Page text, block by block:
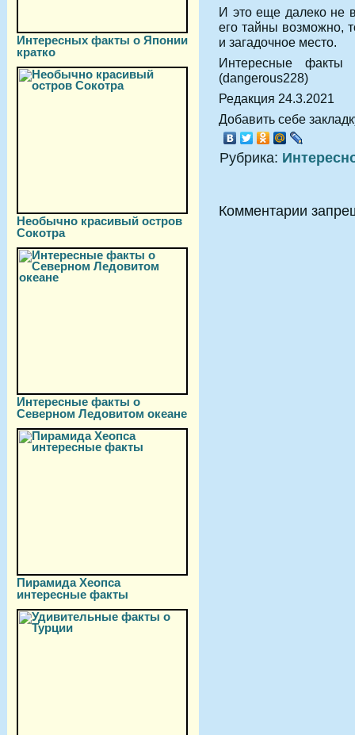
Интересных факты о Японии
кратко
Необычно красивый остров
Сокотра
Интересные факты о
Северном Ледовитом океане
Пирамида Хеопса
интересные факты
И это еще далеко не
его тайны возможно,
и загадочное место.
Интересные
(dangerous228)
Редакция 24.3.2021
Добавить себе
Рубрика:
Комментарии